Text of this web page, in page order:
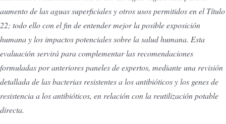
aumento de las aguas superficiales y otros usos permitidos en el Título
22; todo ello con el fin de entender mejor la posible exposición
humana y los impactos potenciales sobre la salud humana. Esta
evaluación servirá para complementar las recomendaciones
formuladas por anteriores paneles de expertos, mediante una revisión
detallada de las bacterias resistentes a los antibióticos y los genes de
resistencia a los antibióticos, en relación con la reutilización potable
directa.